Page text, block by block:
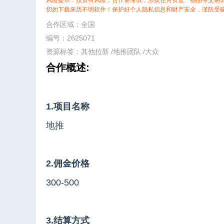
切勿下载来历不明软件！保护好个人隐私信息和财产安全，谨防受
合作区域：全国
编号：2625071
资源标签： 其他拉新 /地推团队 /大众
合作概述:
1.项目名称
地推
2.佣金价格
300-500
3.结算方式